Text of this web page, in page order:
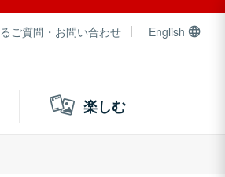
ご質問・お問い合わせ English
楽しむ